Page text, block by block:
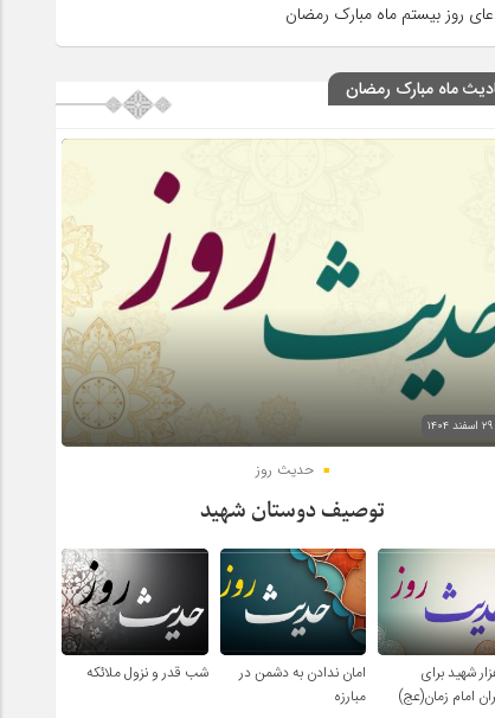
روز بیستم ماه مبارک رمضان
ماه مبارک رمضان
حدیث روز
توصیف دوستان شهید
شهید برای
امام زمان(عج)
امان ندادن به دشمن در
مبارزه
شب قدر و نزول ملائکه